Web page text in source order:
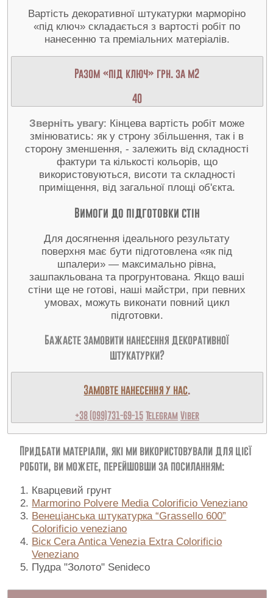
Вартість декоративної штукатурки марморіно
«під ключ» складається з вартості робіт по
нанесенню та преміальних матеріалів.
Разом «під ключ» грн. за м2
40
Зверніть увагу: Кінцева вартість робіт може
змінюватись: як у строну збільшення, так і в
сторону зменшення, - залежить від складності
фактури та кількості кольорів, що
використовуються, висоти та складності
приміщення, від загальної площі об'єкта.
Вимоги до підготовки стін
Для досягнення ідеального результату
поверхня має бути підготовлена «як під
шпалери» — максимально рівна,
зашпакльована та прогрунтована. Якщо ваші
стіни ще не готові, наші майстри, при певних
умовах, можуть виконати повний цикл
підготовки.
Бажаєте замовити нанесення декоративної
штукатурки?
Замовте нанесення у нас.
+38 (099)731-69-15TelegramViber
Придбати матеріали, які ми використовували для цієї
роботи, ви можете, перейшовши за посиланням:
Кварцевий грунт
Marmorino Polvere Media Colorificio Veneziano
Венеціанська штукатурка “Grassello 600”
Colorificio veneziano
Віск Cera Antica Venezia Extra Colorificio
Veneziano
Пудра "Золото" Senideco